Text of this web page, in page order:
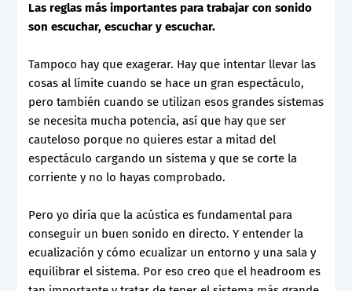
Las reglas más importantes para trabajar con sonido
son escuchar, escuchar y escuchar.
Tampoco hay que exagerar. Hay que intentar llevar las
cosas al límite cuando se hace un gran espectáculo,
pero también cuando se utilizan esos grandes sistemas
se necesita mucha potencia, así que hay que ser
cauteloso porque no quieres estar a mitad del
espectáculo cargando un sistema y que se corte la
corriente y no lo hayas comprobado.
Pero yo diría que la acústica es fundamental para
conseguir un buen sonido en directo. Y entender la
ecualización y cómo ecualizar un entorno y una sala y
equilibrar el sistema. Por eso creo que el headroom es